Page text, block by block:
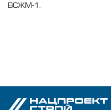
ВСЖМ-1.